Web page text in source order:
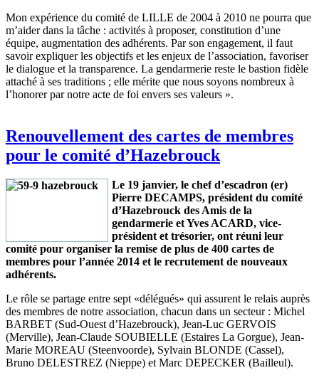
Mon expérience du comité de LILLE de 2004 à 2010 ne pourra que
m’aider dans la tâche : activités à proposer, constitution d’une
équipe, augmentation des adhérents. Par son engagement, il faut
savoir expliquer les objectifs et les enjeux de l’association, favoriser
le dialogue et la transparence. La gendarmerie reste le bastion fidèle
attaché à ses traditions ; elle mérite que nous soyons nombreux à
l’honorer par notre acte de foi envers ses valeurs ».
Renouvellement des cartes de membres
pour le comité d’Hazebrouck
Le 19 janvier, le chef d’escadron (er)
Pierre DECAMPS, président du comité
d’Hazebrouck des Amis de la
gendarmerie et Yves ACARD, vice-
président et trésorier, ont réuni leur
comité pour organiser la remise de plus de 400 cartes de
membres pour l’année 2014 et le recrutement de nouveaux
adhérents.
Le rôle se partage entre sept «délégués» qui assurent le relais auprès
des membres de notre association, chacun dans un secteur : Michel
BARBET (Sud-Ouest d’Hazebrouck), Jean-Luc GERVOIS
(Merville), Jean-Claude SOUBIELLE (Estaires La Gorgue), Jean-
Marie MOREAU (Steenvoorde), Sylvain BLONDE (Cassel),
Bruno DELESTREZ (Nieppe) et Marc DEPECKER (Bailleul).